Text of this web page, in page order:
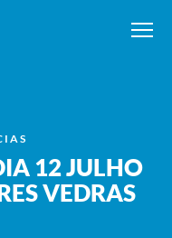
12 JULHO
VEDRAS